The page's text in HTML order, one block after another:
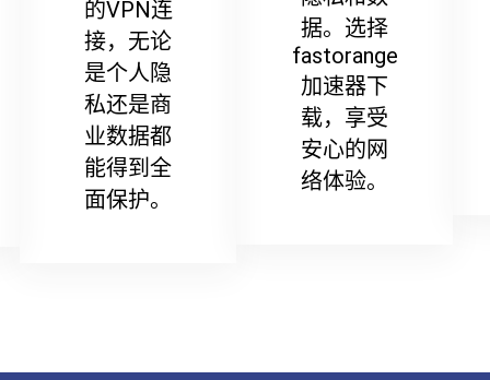
的VPN连
接，无论
是个人隐
私还是商
业数据都
能得到全
面保护。
据。选择
fastorange
加速器下
载，享受
安心的网
络体验。